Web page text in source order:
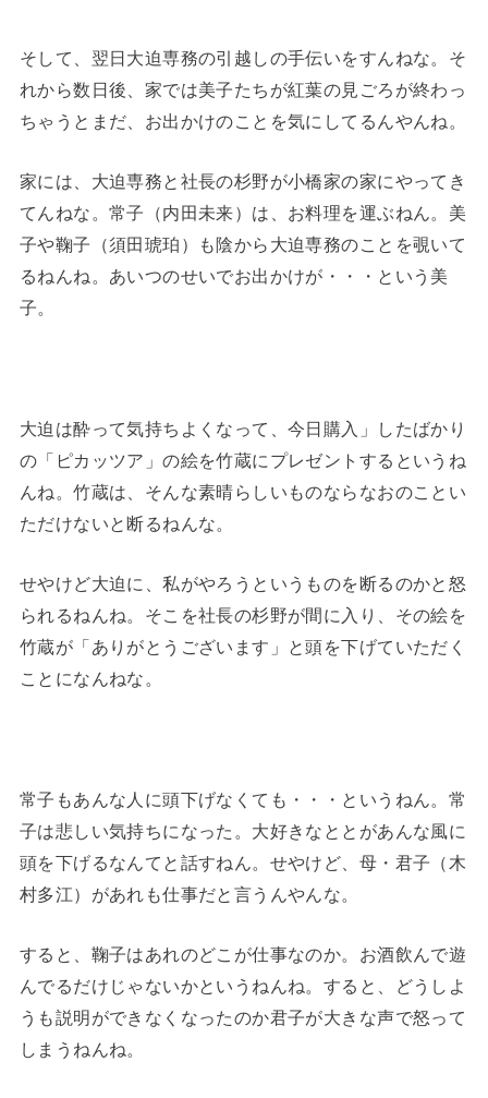
そして、翌日大迫専務の引越しの手伝いをすんねな。そ
れから数日後、家では美子たちが紅葉の見ごろが終わっ
ちゃうとまだ、お出かけのことを気にしてるんやんね。
家には、大迫専務と社長の杉野が小橋家の家にやってき
てんねな。常子（内田未来）は、お料理を運ぶねん。美
子や鞠子（須田琥珀）も陰から大迫専務のことを覗いて
るねんね。あいつのせいでお出かけが・・・という美
子。
大迫は酔って気持ちよくなって、今日購入」したばかり
の「ピカッツア」の絵を竹蔵にプレゼントするというね
んね。竹蔵は、そんな素晴らしいものならなおのことい
ただけないと断るねんな。
せやけど大迫に、私がやろうというものを断るのかと怒
られるねんね。そこを社長の杉野が間に入り、その絵を
竹蔵が「ありがとうございます」と頭を下げていただく
ことになんねな。
常子もあんな人に頭下げなくても・・・というねん。常
子は悲しい気持ちになった。大好きなととがあんな風に
頭を下げるなんてと話すねん。せやけど、母・君子（木
村多江）があれも仕事だと言うんやんな。
すると、鞠子はあれのどこが仕事なのか。お酒飲んで遊
んでるだけじゃないかというねんね。すると、どうしよ
うも説明ができなくなったのか君子が大きな声で怒って
しまうねんね。